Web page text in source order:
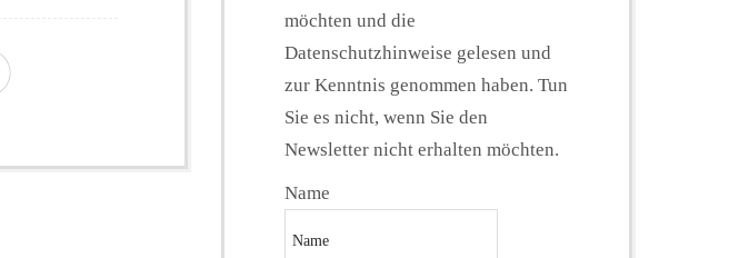
möchten und die
Datenschutzhinweise gelesen und
zur Kenntnis genommen haben. Tun
Sie es nicht, wenn Sie den
Newsletter nicht erhalten möchten.
Name